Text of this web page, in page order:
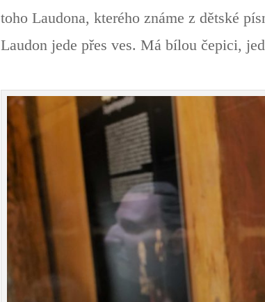
toho Laudona, kterého známe z dětské
Laudon jede přes ves. Má bílou čepici,